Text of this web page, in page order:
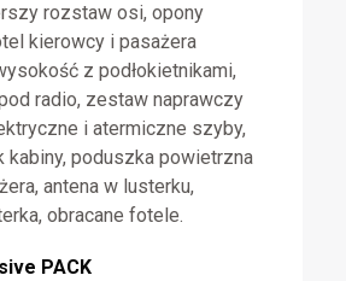
rozstaw osi, opony
kierowcy i pasażera
z podłokietnikami,
radio, zestaw naprawczy
i atermiczne szyby,
kabiny, poduszka powietrzna
antena w lusterku,
obracane fotele.
PACK